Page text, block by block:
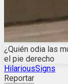
¿Quién odia las
el pie derecho
HilariousSigns
Reportar